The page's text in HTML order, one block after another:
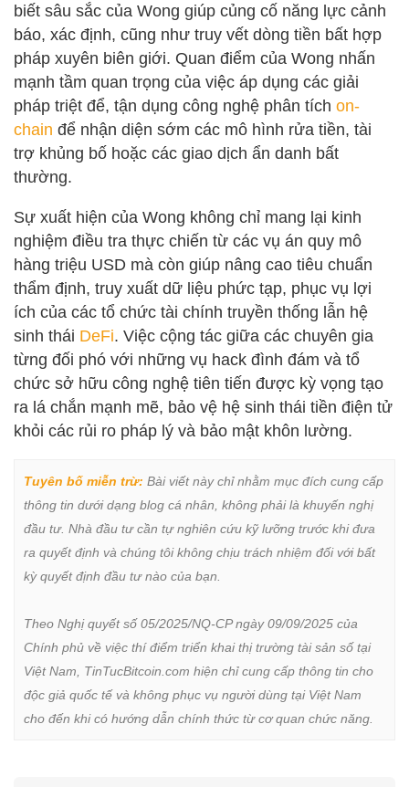
biết sâu sắc của Wong giúp củng cố năng lực cảnh
báo, xác định, cũng như truy vết dòng tiền bất hợp
pháp xuyên biên giới. Quan điểm của Wong nhấn
mạnh tầm quan trọng của việc áp dụng các giải
pháp triệt để, tận dụng công nghệ phân tích on-
chain để nhận diện sớm các mô hình rửa tiền, tài
trợ khủng bố hoặc các giao dịch ẩn danh bất
thường.
Sự xuất hiện của Wong không chỉ mang lại kinh
nghiệm điều tra thực chiến từ các vụ án quy mô
hàng triệu USD mà còn giúp nâng cao tiêu chuẩn
thẩm định, truy xuất dữ liệu phức tạp, phục vụ lợi
ích của các tổ chức tài chính truyền thống lẫn hệ
sinh thái DeFi. Việc cộng tác giữa các chuyên gia
từng đối phó với những vụ hack đình đám và tổ
chức sở hữu công nghệ tiên tiến được kỳ vọng tạo
ra lá chắn mạnh mẽ, bảo vệ hệ sinh thái tiền điện tử
khỏi các rủi ro pháp lý và bảo mật khôn lường.
Tuyên bố miễn trừ: Bài viết này chỉ nhằm mục đích cung cấp
thông tin dưới dạng blog cá nhân, không phải là khuyến nghị
đầu tư. Nhà đầu tư cần tự nghiên cứu kỹ lưỡng trước khi đưa
ra quyết định và chúng tôi không chịu trách nhiệm đối với bất
kỳ quyết định đầu tư nào của bạn.
Theo Nghị quyết số 05/2025/NQ-CP ngày 09/09/2025 của
Chính phủ về việc thí điểm triển khai thị trường tài sản số tại
Việt Nam, TinTucBitcoin.com hiện chỉ cung cấp thông tin cho
độc giả quốc tế và không phục vụ người dùng tại Việt Nam
cho đến khi có hướng dẫn chính thức từ cơ quan chức năng.